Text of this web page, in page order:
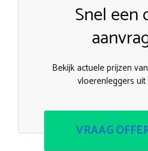
Snel een
Bekijk actuele prijzen
vloerenleggers
VRAAG